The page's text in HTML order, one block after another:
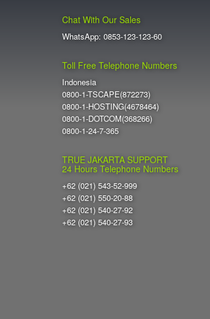
Chat With Our Sales
WhatsApp: 0853-123-123-60
Toll Free Telephone Numbers
Indonesia
0800-1-TSCAPE(872273)
0800-1-HOSTING(4678464)
0800-1-DOTCOM(368266)
0800-1-24-7-365
TRUE JAKARTA SUPPORT
24 Hours Telephone Numbers
+62 (021) 543-52-999
+62 (021) 550-20-88
+62 (021) 540-27-92
+62 (021) 540-27-93